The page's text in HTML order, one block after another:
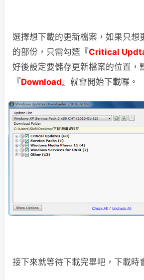
選擇想下載的更新檔案，如果只想
的部份，只需勾選『Critical
好後設定要儲存更新檔案的位置，
『Download』就會開始下載囉。
接下來就等待下載完畢吧，下載時